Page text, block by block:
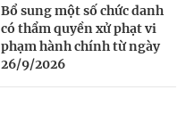
Bổ sung một số chức danh
có thẩm quyền xử phạt vi
phạm hành chính từ ngày
26/9/2026